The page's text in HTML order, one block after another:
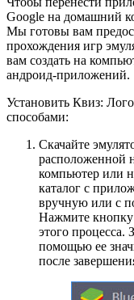
Google на домашний
Мы готовы вам
прохождения игр
вам создать на
андроид-приложений.
Установить Квиз:
способами:
Скачайте
расположенной
компьютер или
каталог с
вручную или с
Нажмите кнопку
этого процесса.
помощью ее
после